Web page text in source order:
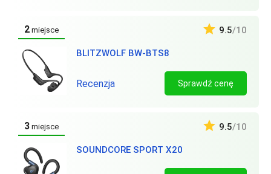
2 miejsce
BLITZWOLF BW-BTS8
9.5/10
Recenzja Sprawdź cenę
3 miejsce
SOUNDCORE SPORT X20
9.5/10